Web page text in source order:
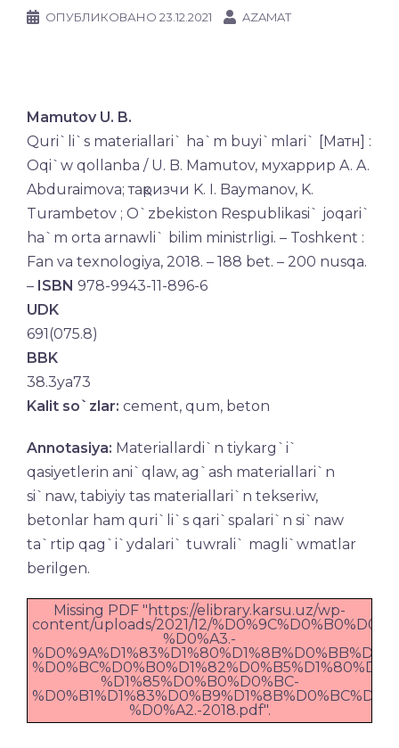
ОПУБЛИКОВАНО 23.12.2021 AZAMAT
Mamutov U. B.
Quri`li`s materiallari` ha`m buyi`mlari` [Матн] :
Oqi`w qollanba / U. B. Mamutov, мухаррир A. A.
Abduraimova; тақризчи K. I. Baymanov, K.
Turambetov ; O`zbekiston Respublikasi` joqari`
ha`m orta arnawli` bilim ministrligi. – Toshkent :
Fan va texnologiya, 2018. – 188 bet. – 200 nusqa.
– ISBN 978-9943-11-896-6
UDK
691(075.8)
BBK
38.3ya73
Kalit so`zlar: cement, qum, beton
Annotasiya: Materiallardi`n tiykarg`i`
qasiyetlerin ani`qlaw, ag`ash materiallari`n
si`naw, tabiyiy tas materiallari`n tekseriw,
betonlar ham quri`li`s qari`spalari`n si`naw
ta`rtip qag`i`ydalari` tuwrali` magli`wmatlar
berilgen.
Missing PDF "https://elibrary.karsu.uz/wp-
content/uploads/2021/12/
%D0%A3.-
%D1%85%D0%B0%D0%BC-
%D0%A2.-2018.pdf".